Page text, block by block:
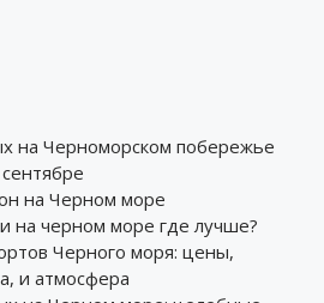
на Черноморском побережье
на Черном море
на черном море где лучше?
Черного моря: цены,
и атмосфера